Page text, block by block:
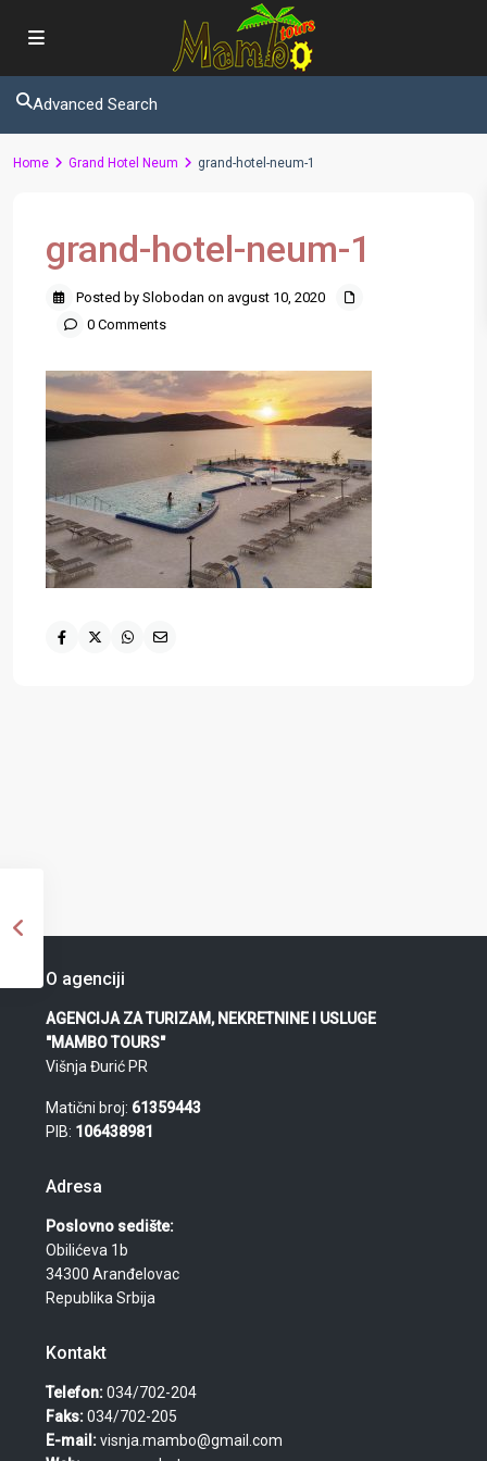
Advanced Search
Home Grand Hotel Neum grand-hotel-neum-1
grand-hotel-neum-1
Posted by Slobodan on avgust 10, 2020
0 Comments
O agenciji
AGENCIJA ZA TURIZAM, NEKRETNINE I USLUGE
"MAMBO TOURS"
Višnja Đurić PR
Matični broj: 61359443
PIB: 106438981
Adresa
Poslovno sedište:
Obilićeva 1b
34300 Aranđelovac
Republika Srbija
Kontakt
Telefon:034/702-204
Faks:034/702-205
E-mail:visnja.mambo@gmail.com